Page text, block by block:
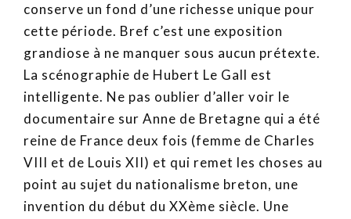
conserve un fond d’une richesse unique pour
cette période. Bref c’est une exposition
grandiose à ne manquer sous aucun prétexte.
La scénographie de Hubert Le Gall est
intelligente. Ne pas oublier d’aller voir le
documentaire sur Anne de Bretagne qui a été
reine de France deux fois (femme de Charles
VIII et de Louis XII) et qui remet les choses au
point au sujet du nationalisme breton, une
invention du début du XXème siècle. Une